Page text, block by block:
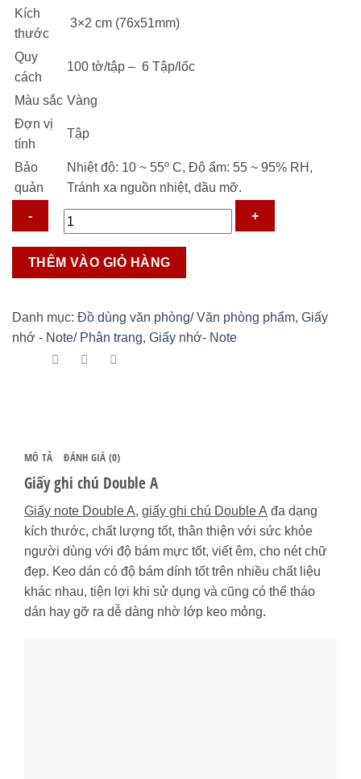
Kích
thước
3×2 cm (76x51mm)
Quy
cách
100 tờ/tập – 6 Tập/lốc
Màu sắc Vàng
Đợn vị
tính
Tập
Bảo
quản
Nhiệt độ: 10 ~ 55º C, Độ ẩm: 55 ~ 95% RH,
Tránh xa nguồn nhiệt, dầu mỡ.
Giấy
Double
THÊM VÀO GIỎ HÀNG
Danh mục: Đồ dùng văn phòng/ Văn phòng phẩm, Giấy
nhớ - Note/ Phân trang, Giấy nhớ- Note
MÔ TẢ ĐÁNH GIÁ (0)
Giấy ghi chú Double A
Giấy note Double A, giấy ghi chú Double A đa dạng
kích thước, chất lượng tốt, thân thiện với sức khỏe
người dùng với độ bám mực tốt, viết êm, cho nét chữ
đẹp. Keo dán có độ bám dính tốt trên nhiều chất liệu
khác nhau, tiện lợi khi sử dụng và cũng có thể tháo
dán hay gỡ ra dễ dàng nhờ lớp keo mỏng.